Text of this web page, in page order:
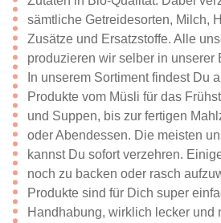
sämtliche Getreidesorten, Milch,
Zusätze und Ersatzstoffe. Alle
produzieren wir selber in unserer
In unserem Sortiment findest Du
Produkte vom Müsli für das
und Suppen, bis zur fertigen
oder Abendessen. Die meisten
kannst Du sofort verzehren.
noch zu backen oder rasch
Produkte sind für Dich super
Handhabung, wirklich lecker und